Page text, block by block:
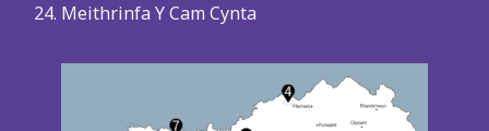
Meithrinfa Y Cam Cynta